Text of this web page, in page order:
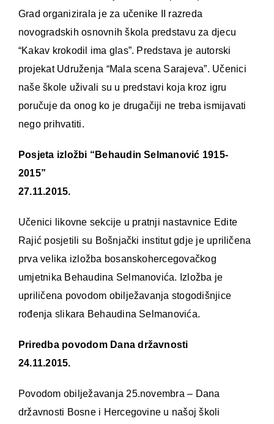
Grad organizirala je za učenike II razreda
novogradskih osnovnih škola predstavu za djecu
“Kakav krokodil ima glas”. Predstava je autorski
projekat Udruženja “Mala scena Sarajeva”. Učenici
naše škole uživali su u predstavi koja kroz igru
poručuje da onog ko je drugačiji ne treba ismijavati
nego prihvatiti.
Posjeta izložbi “Behaudin Selmanović 1915-
2015”
27.11.2015.
Učenici likovne sekcije u pratnji nastavnice Edite
Rajić posjetili su Bošnjački institut gdje je upriličena
prva velika izložba bosanskohercegovačkog
umjetnika Behaudina Selmanovića. Izložba je
upriličena povodom obilježavanja stogodišnjice
rođenja slikara Behaudina Selmanovića.
Priredba povodom Dana državnosti
24.11.2015.
Povodom obilježavanja 25.novembra – Dana
državnosti Bosne i Hercegovine u našoj školi